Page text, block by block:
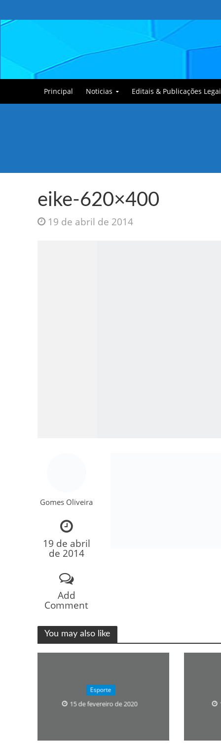
Principal Noticias Editais & Publicações
eike-620×400
19 de abril de 2014
Gomes Oliveira
19 de abril
de 2014
Add
Comment
You may also like
Esporte
15 de fevereiro de 2020